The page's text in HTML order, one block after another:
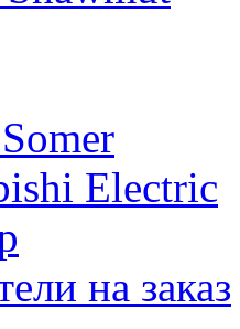
Electric
на заказ